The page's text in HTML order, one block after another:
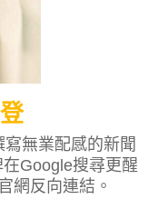
無業配感的新聞
Google搜尋更醒
網反向連結。